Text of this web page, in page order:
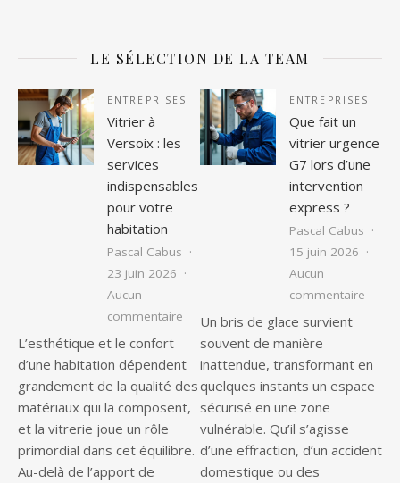
LE SÉLECTION DE LA TEAM
ENTREPRISES
Vitrier à
Versoix : les
services
indispensables
pour votre
habitation
Pascal Cabus
23 juin 2026
Aucun
commentaire sur Vitrier à Versoix : les services
L’esthétique et le confort
d’une habitation dépendent
grandement de la qualité des
matériaux qui la composent,
et la vitrerie joue un rôle
primordial dans cet équilibre.
Au-delà de l’apport de
ENTREPRISES
Que fait un
vitrier urgence
G7 lors d’une
intervention
express ?
Pascal Cabus
15 juin 2026
Aucun
commentaire
Un bris de glace survient
souvent de manière
inattendue, transformant en
quelques instants un espace
sécurisé en une zone
vulnérable. Qu’il s’agisse
d’une effraction, d’un accident
domestique ou des